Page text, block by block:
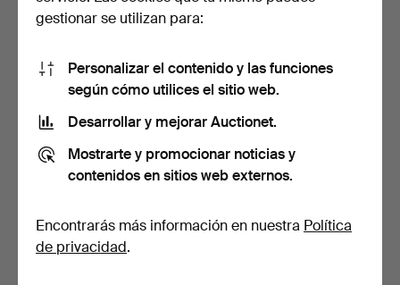
68 USD
TABURETE ANTIGUO CON
PATAS PELUDAS
TABURETE ANTIGUO DE
gestionar se utilizan para:
Personalizar el contenido y las funciones
según cómo utilices el sitio web.
Desarrollar y mejorar Auctionet.
Mostrarte y promocionar noticias y
contenidos en sitios web externos.
Encontrarás más información en nuestra Política
de privacidad.